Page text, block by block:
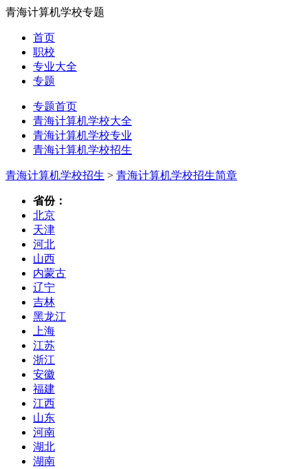
青海计算机学校专题
首页
职校
专业大全
专题
专题首页
青海计算机学校大全
青海计算机学校专业
青海计算机学校招生
青海计算机学校招生 > 青海计算机学校招生简章
省份：
北京
天津
河北
山西
内蒙古
辽宁
吉林
黑龙江
上海
江苏
浙江
安徽
福建
江西
山东
河南
湖北
湖南